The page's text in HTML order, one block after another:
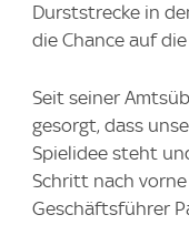
Durststrecke in
die Chance auf die
Seit seiner
gesorgt, dass
Spielidee steht
Schritt nach
Geschäftsführer